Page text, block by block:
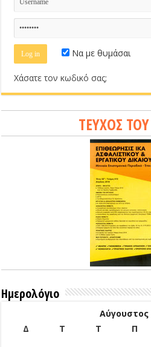
Να με θυμάσαι
Χάσατε τον κωδικό σας;
ΤΕΥΧΟΣ
Ημερολόγιο
Αύγουστος
Δ
Τ Τ Π